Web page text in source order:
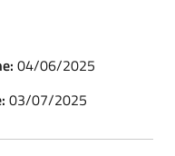
04/06/2025
03/07/2025